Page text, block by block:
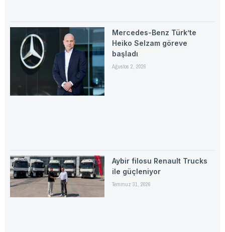
Mercedes-Benz Türk’te
Heiko Selzam göreve
başladı
Ağustos 2, 2026
Aybir filosu Renault Trucks
ile güçleniyor
Temmuz 31, 2026